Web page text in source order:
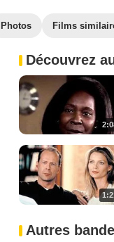
Photos Films
Découvrez
Autres